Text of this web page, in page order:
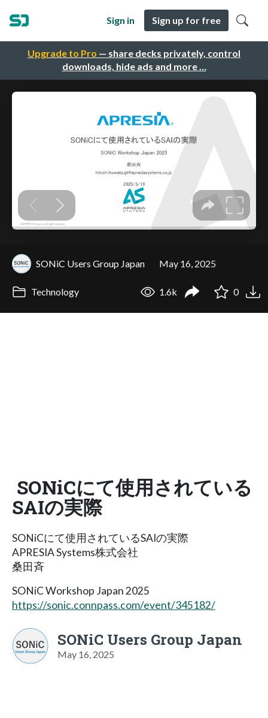
Upgrade to Pro — share decks privately, control
downloads, hide ads and more …
Sign in Sign up for free
SONiC Users Group Japan May 16, 2025
Technology 1.6k 0
SONiCにて使用されている
SAIの実際
SONiCにて使用されているSAIの実際
APRESIA Systems株式会社
桑田斉
SONiC Workshop Japan 2025
https://sonic.connpass.com/event/345182/
SONiC Users Group Japan
May 16, 2025